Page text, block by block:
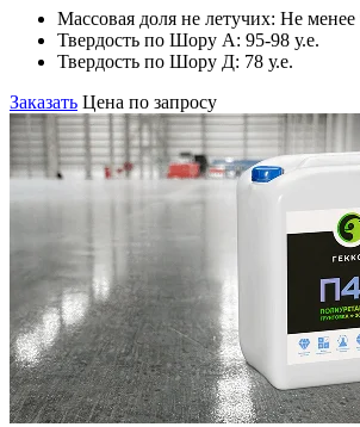
Массовая доля не летучих: Не менее
Твердость по Шору А: 95-98 у.е.
Твердость по Шору Д: 78 у.е.
Заказать Цена по запросу